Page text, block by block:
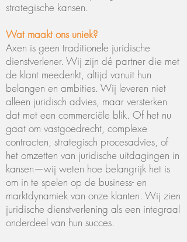
strategische kansen.
Wat maakt ons uniek?
Axen is geen traditionele juridische
dienstverlener. Wij zijn dé partner die met
de klant meedenkt, altijd vanuit hun
belangen en ambities. Wij leveren niet
alleen juridisch advies, maar versterken
dat met een commerciële blik. Of het nu
gaat om vastgoedrecht, complexe
contracten, strategisch procesadvies, of
het omzetten van juridische uitdagingen in
kansen—wij weten hoe belangrijk het is
om in te spelen op de business- en
marktdynamiek van onze klanten. Wij zien
juridische dienstverlening als een integraal
onderdeel van hun succes.